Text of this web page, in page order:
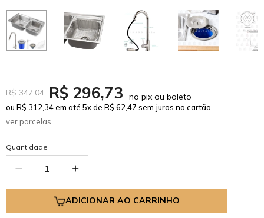
R$ 347,04 R$ 296,73 no pix ou boleto
ou R$ 312,34 em até 5x de R$ 62,47 sem juros no cartão
ver parcelas
Quantidade
ADICIONAR AO CARRINHO